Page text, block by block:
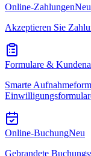
Online-ZahlungenNeu
Akzeptieren Sie
Formulare &
Smarte
Online-BuchungNeu
Gebrandete